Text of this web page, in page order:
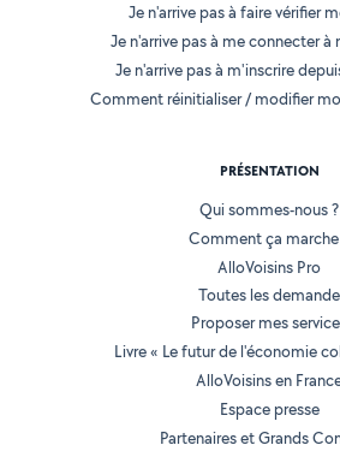
Je n'arrive pas à faire vérifier
Je n'arrive pas à me connecter
Je n'arrive pas à m'inscrire
Comment réinitialiser / modifier
PRÉSENTATION
Qui sommes-nous ?
Comment ça marche
AlloVoisins Pro
Toutes les
Proposer mes
Livre « Le futur de l'économie
AlloVoisins en
Espace presse
Partenaires et Grands